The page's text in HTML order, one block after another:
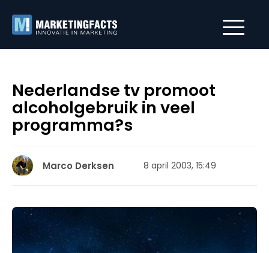
Nederlandse tv promoot
alcoholgebruik in veel
programma?s
Marco Derksen 8 april 2003, 15:49